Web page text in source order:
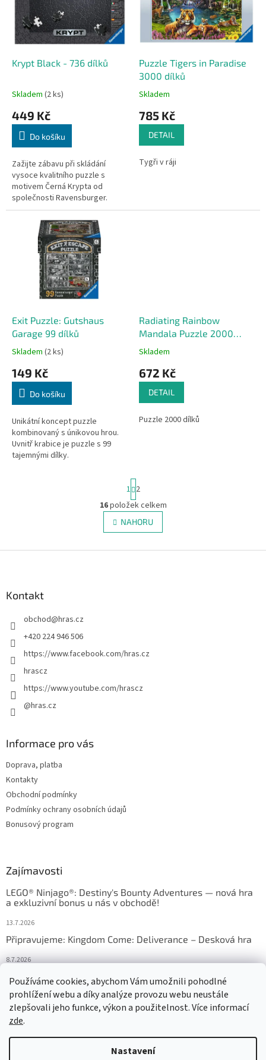
Používáme cookies, abychom Vám umožnili pohodlné
prohlížení webu a díky analýze provozu webu neustále
zlepšovali jeho funkce, výkon a použitelnost. Více informací
zde.
Nastavení
Krypt Black - 736 dílků
Skladem (2 ks)
449 Kč
Do košíku
Zažijte zábavu při skládání
vysoce kvalitního puzzle s
motivem Černá Krypta od
společnosti Ravensburger.
Jedinečné dílky puzzle do sebe
perfektně zapadají.
Puzzle Tigers in Paradise
3000 dílků
Skladem
785 Kč
DETAIL
Tygři v ráji
Exit Puzzle: Gutshaus
Garage 99 dílků
Skladem (2 ks)
149 Kč
Do košíku
Unikátní koncept puzzle
kombinovaný s únikovou hrou.
Uvnitř krabice je puzzle s 99
tajemnými dílky.
Radiating Rainbow
Mandala Puzzle 2000
dílků
Skladem
672 Kč
DETAIL
Puzzle 2000 dílků
O
v
l
v
i
t
r
á
n
k
v
1 2
16položek celkem
NAHORU
Kontakt
obchod@hras.cz
+420 224 946 506
https://www.facebook.com/hras.cz
hrascz
https://www.youtube.com/hrascz
@hras.cz
Informace pro vás
Doprava, platba
Kontakty
Obchodní podmínky
Podmínky ochrany osobních údajů
Bonusový program
Zajímavosti
LEGO® Ninjago®: Destiny's Bounty Adventures — nová hra
a exkluzivní bonus u nás v obchodě!
13.7.2026
Připravujeme: Kingdom Come: Deliverance – Desková hra
8.7.2026
Nejlepší deskové hry: výběr, který frčí v celém Česku
18.6.2026